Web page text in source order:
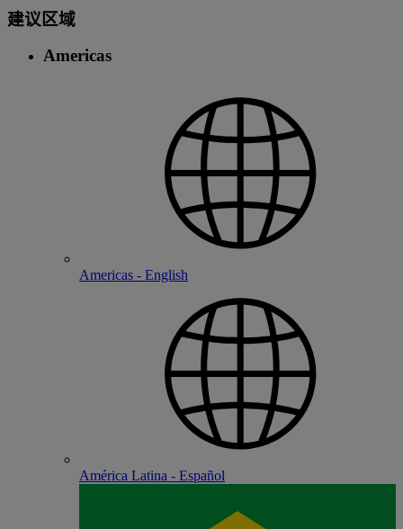
建议区域
Americas
Americas - English
América Latina - Español